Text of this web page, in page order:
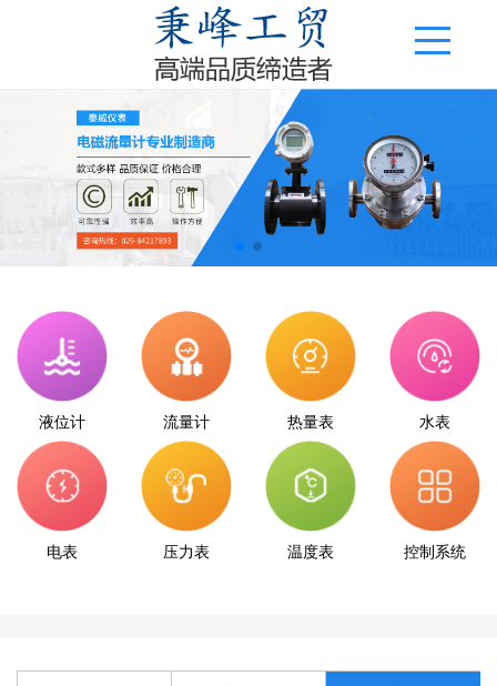
液位计 流量计 热量表 水表
电表 压力表 温度表 控制系统